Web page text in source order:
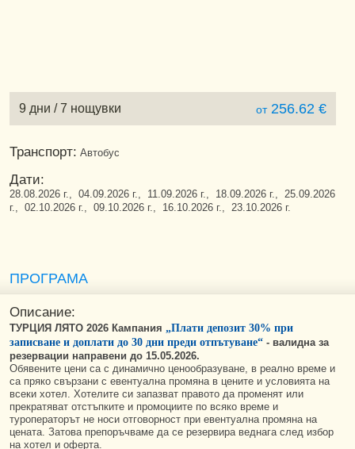
9 дни / 7 нощувки от256.62 €
Транспорт: Автобус
Дати:
28.08.2026 г., 04.09.2026 г., 11.09.2026 г., 18.09.2026 г., 25.09.2026
г., 02.10.2026 г., 09.10.2026 г., 16.10.2026 г., 23.10.2026 г.
ПРОГРАМА
Описание:
ТУРЦИЯ ЛЯТО 2026 Кампания „Плати депозит 30% при
записване и доплати до 30 дни преди отпътуване“ - валидна за
резервации направени до 15.05.2026.
Обявените цени са с динамично ценообразуване, в реално време и
са пряко свързани с евентуална промяна в цените и условията на
всеки хотел. Хотелите си запазват правото да променят или
прекратяват отстъпките и промоциите по всяко време и
туроператорът не носи отговорност при евентуална промяна на
цената. Затова препоръчваме да се резервира веднага след избор
на хотел и оферта.